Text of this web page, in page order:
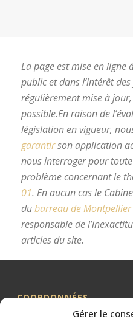
Gérer le
La page est mise en ligne
public et dans l’intérêt
régulièrement mise à
possible.En raison de
législation en vigueur,
garantirson application
nous interroger pour
problème concernant le
01. En aucun cas le
dubarreau de Montpellier
responsable de
articles du site.
COORDONNÉES
Me BILLION-PORTE